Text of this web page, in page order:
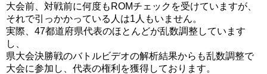
大会前、対戦前に何度もROMチェックを受けていますが、
それで引っかかっている人は1人もいません。
実際、47都道府県代表のほとんどが乱数調整しています
し、
県大会決勝戦のバトルビデオの解析結果からも乱数調整で
大会に参加し、代表の権利を獲得しております。